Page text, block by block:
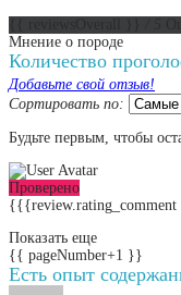
Мнение о породе
Количество
Добавьте свой отзыв!
Сортировать по:
Будьте первым, чтобы
Проверено
Показать еще
{{ pageNumber+1 }}
Есть опыт